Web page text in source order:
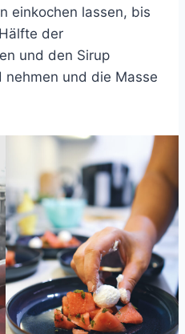
einkochen lassen, bis
der
und den Sirup
nehmen und die Masse